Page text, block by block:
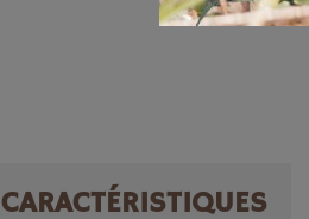
CARACTÉRISTIQUES